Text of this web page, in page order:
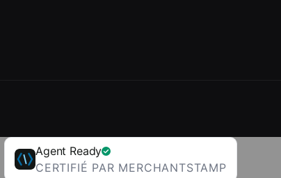
Agent Ready
CERTIFIÉ PAR MERCHANTSTAMP